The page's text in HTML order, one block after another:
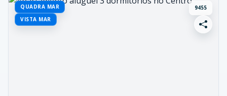
QUADRA MAR
VISTA MAR
9455